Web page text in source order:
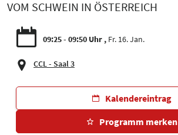
VOM SCHWEIN IN ÖSTERREICH
09:25 - 09:50 Uhr Fr. 16. Jan.
CCL - Saal 3
Kalendereintrag
Programm merken